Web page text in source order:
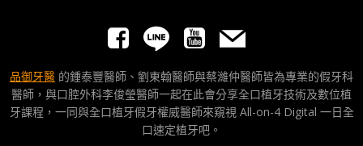
品御牙醫 的鍾泰豐醫師、劉東翰醫師與蔡濰仲醫師皆為專業的假牙科
醫師，與口腔外科李俊瑩醫師一起在此會分享全口植牙技術及數位植
牙課程，一同與全口植牙假牙權威醫師來窺視 All-on-4 Digital 一日全
口速定植牙吧。